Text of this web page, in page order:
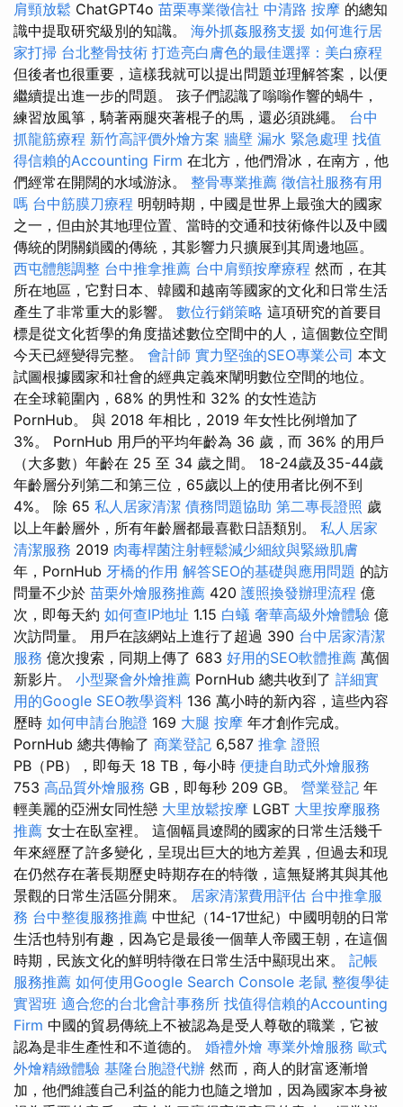
肩頸放鬆 ChatGPT4o 苗栗專業徵信社 中清路 按摩 的總知
識中提取研究級別的知識。 海外抓姦服務支援 如何進行居
家打掃 台北整骨技術 打造亮白膚色的最佳選擇：美白療程
但後者也很重要，這樣我就可以提出問題並理解答案，以便
繼續提出進一步的問題。 孩子們認識了嗡嗡作響的蝸牛，
練習放風箏，騎著兩腿夾著棍子的馬，還必須跳繩。 台中
抓龍筋療程 新竹高評價外燴方案 牆壁 漏水 緊急處理 找值
得信賴的Accounting Firm 在北方，他們滑冰，在南方，他
們經常在開闊的水域游泳。 整骨專業推薦 徵信社服務有用
嗎 台中筋膜刀療程 明朝時期，中國是世界上最強大的國家
之一，但由於其地理位置、當時的交通和技術條件以及中國
傳統的閉關鎖國的傳統，其影響力只擴展到其周邊地區。
西屯體態調整 台中推拿推薦 台中肩頸按摩療程 然而，在其
所在地區，它對日本、韓國和越南等國家的文化和日常生活
產生了非常重大的影響。 數位行銷策略 這項研究的首要目
標是從文化哲學的角度描述數位空間中的人，這個數位空間
今天已經變得完整。 會計師 實力堅強的SEO專業公司 本文
試圖根據國家和社會的經典定義來闡明數位空間的地位。
在全球範圍內，68% 的男性和 32% 的女性造訪
PornHub。 與 2018 年相比，2019 年女性比例增加了
3%。 PornHub 用戶的平均年齡為 36 歲，而 36% 的用戶
（大多數）年齡在 25 至 34 歲之間。 18-24歲及35-44歲
年齡層分列第二和第三位，65歲以上的使用者比例不到
4%。 除 65 私人居家清潔 債務問題協助 第二專長證照 歲
以上年齡層外，所有年齡層都最喜歡日語類別。 私人居家
清潔服務 2019 肉毒桿菌注射輕鬆減少細紋與緊緻肌膚
年，PornHub 牙橋的作用 解答SEO的基礎與應用問題 的訪
問量不少於 苗栗外燴服務推薦 420 護照換發辦理流程 億
次，即每天約 如何查IP地址 1.15 白蟻 奢華高級外燴體驗 億
次訪問量。 用戶在該網站上進行了超過 390 台中居家清潔
服務 億次搜索，同期上傳了 683 好用的SEO軟體推薦 萬個
新影片。 小型聚會外燴推薦 PornHub 總共收到了 詳細實
用的Google SEO教學資料 136 萬小時的新內容，這些內容
歷時 如何申請台胞證 169 大腿 按摩 年才創作完成。
PornHub 總共傳輸了 商業登記 6,587 推拿 證照
PB（PB），即每天 18 TB，每小時 便捷自助式外燴服務
753 高品質外燴服務 GB，即每秒 209 GB。 營業登記 年
輕美麗的亞洲女同性戀 大里放鬆按摩 LGBT 大里按摩服務
推薦 女士在臥室裡。 這個幅員遼闊的國家的日常生活幾千
年來經歷了許多變化，呈現出巨大的地方差異，但過去和現
在仍然存在著長期歷史時期存在的特徵，這無疑將其與其他
景觀的日常生活區分開來。 居家清潔費用評估 台中推拿服
務 台中整復服務推薦 中世紀（14-17世紀）中國明朝的日常
生活也特別有趣，因為它是最後一個華人帝國王朝，在這個
時期，民族文化的鮮明特徵在日常生活中顯現出來。 記帳
服務推薦 如何使用Google Search Console 老鼠 整復學徒
實習班 適合您的台北會計事務所 找值得信賴的Accounting
Firm 中國的貿易傳統上不被認為是受人尊敬的職業，它被
認為是非生產性和不道德的。 婚禮外燴 專業外燴服務 歐式
外燴精緻體驗 基隆台胞證代辦 然而，商人的財富逐漸增
加，他們維護自己利益的能力也隨之增加，因為國家本身被